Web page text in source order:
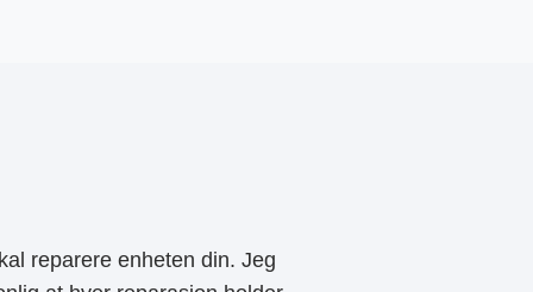
reparere enheten din. Jeg